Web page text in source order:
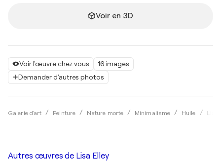
Voir l'œuvre chez vous
16 images
Demander d'autres photos
Galerie d'art Peinture Nature morte Minimalisme Huile Lisa
Voir en 3D
Autres œuvres de Lisa Elley